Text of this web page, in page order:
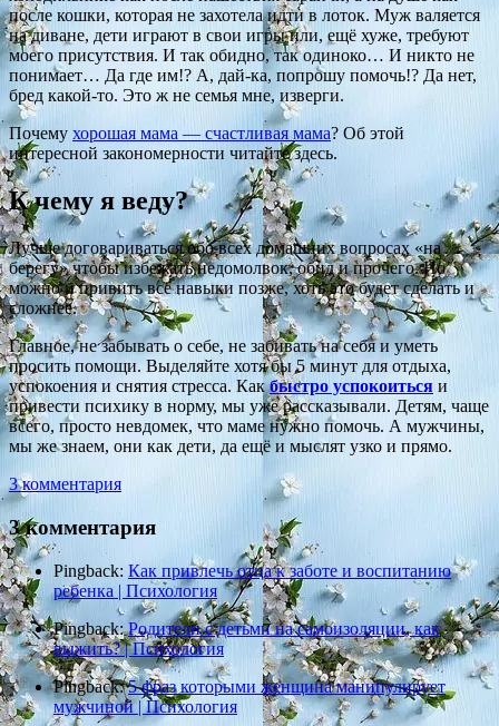
после кошки, которая не захотела идти в лоток. Муж валяется
на диване, дети играют в свои игры или, ещё хуже, требуют
моего присутствия. И так обидно, так одиноко… И никто не
понимает… Да где им!? А, дай-ка, попрошу помочь!? Да нет,
бред какой-то. Это ж не семья мне, изверги.
Почему хорошая мама — счастливая мама? Об этой
интересной закономерности читайте здесь.
К чему я веду?
Лучше договариваться обо всех домашних вопросах «на
берегу» чтобы избежать недомолвок, обид и прочего. Но
можно и привить все навыки позже, хоть это будет сделать и
сложнее.
Главное, не забывать о себе, не забивать на себя и уметь
просить помощи. Выделяйте хотя бы 5 минут для отдыха,
успокоения и снятия стресса. Какбыстро успокоиться и
привести психику в норму, мы уже рассказывали. Детям, чаще
всего, просто невдомек, что маме нужно помочь. А мужчины,
мы же знаем, они как дети, да ещё и мыслят узко и прямо.
3 комментария
3 комментария
Pingback: Как привлечь отца к заботе и воспитанию
ребенка | Психология
Pingback:Родители с детьми на самоизоляции, как
выжить? | Психология
Pingback:5 фраз которыми женщина манипулирует
мужчиной | Психология